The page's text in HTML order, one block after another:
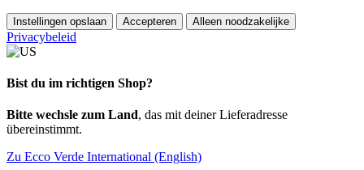
Instellingen opslaan Accepteren Alleen noodzakelijke
Privacybeleid
Bist du im richtigen Shop?
Bitte wechsle zum Land, das mit deiner Lieferadresse
übereinstimmt.
Zu Ecco Verde International (English)